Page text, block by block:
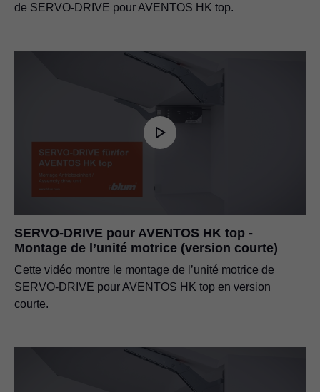
de SERVO-DRIVE pour AVENTOS HK top.
SERVO-DRIVE pour AVENTOS HK top -
Montage de l’unité motrice (version courte)
Cette vidéo montre le montage de l’unité motrice de
SERVO-DRIVE pour AVENTOS HK top en version
courte.